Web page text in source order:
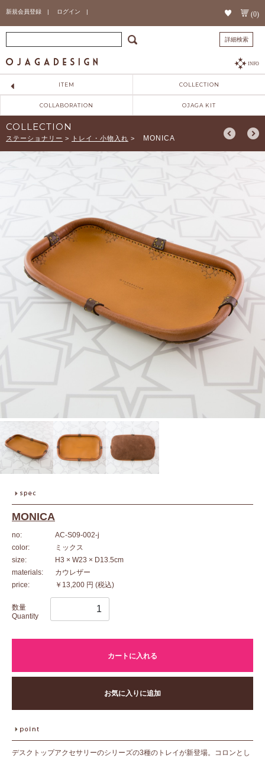
新規会員登録 | ログイン | (0)
詳細検索
INFO
ITEM COLLECTION
COLLABORATION OJAGA KIT
COLLECTION
ステーショナリー > トレイ・小物入れ > MONICA
MONICA
no:
AC-S09-002-j
color:
ミックス
size:
H3 × W23 × D13.5cm
materials:
カウレザー
price:
￥13,200 円 (税込)
数量
Quantity
カートに入れる
お気に入りに追加
デスクトップアクセサリーのシリーズの3種のトレイが新登場。コロンとし